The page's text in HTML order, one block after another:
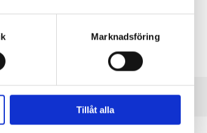
Marknadsföring
Tillåt alla